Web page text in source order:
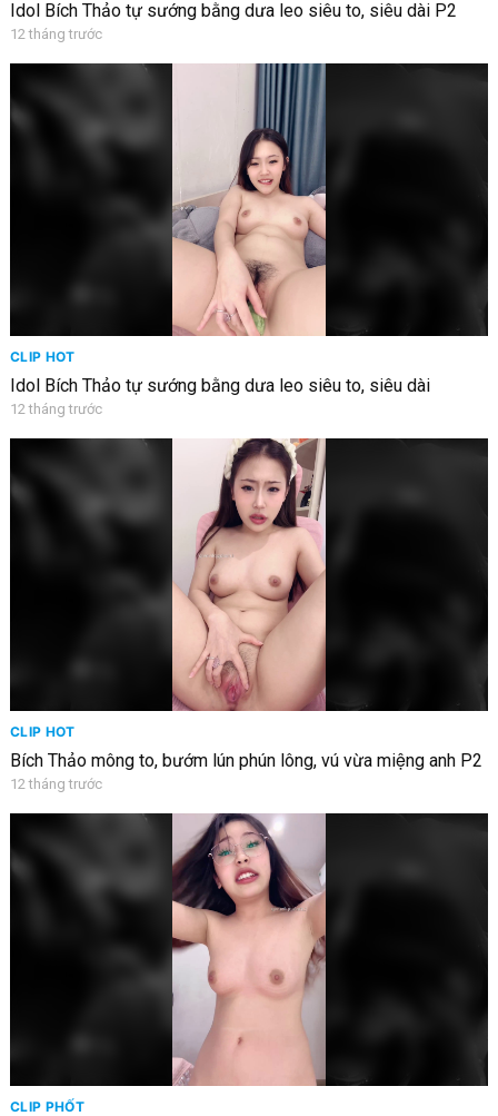
Idol Bích Thảo tự sướng bằng dưa leo siêu to, siêu dài P2
12 tháng trước
CLIP HOT
Idol Bích Thảo tự sướng bằng dưa leo siêu to, siêu dài
12 tháng trước
CLIP HOT
Bích Thảo mông to, bướm lún phún lông, vú vừa miệng anh P2
12 tháng trước
CLIP PHỐT